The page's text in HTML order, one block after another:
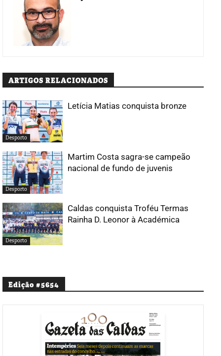
ARTIGOS RELACIONADOS
Desporto
Letícia Matias conquista bronze
Desporto
Martim Costa sagra-se campeão
nacional de fundo de juvenis
Desporto
Caldas conquista Troféu Termas
Rainha D. Leonor à Académica
Edição #5654